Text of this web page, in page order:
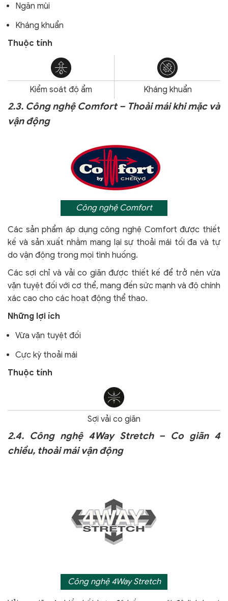
Ngăn mùi
Kháng khuẩn
Thuộc tính
Kiểm soát độ ẩm Kháng khuẩn
2.3. Công nghệ Comfort – Thoải mái khi mặc và
vận động
Công nghệ Comfort
Các sản phẩm áp dụng công nghệ Comfortđược thiết
kế và sản xuất nhằm mang lại sự thoải mái tối đa và tự
do vận động trong mọi tình huống.
Các sợi chỉ và vải co giãn được thiết kế để trở nên vừa
vặn tuyệt đối với cơ thể, mang đến sức mạnh và độ chính
xác cao cho các hoạt động thể thao.
Những lợi ích
Vừa vặn tuyệt đối
Cực kỳ thoải mái
Thuộc tính
Sợi vải co giãn
2.4. Công nghệ 4Way Stretch – Co giãn 4
chiều, thoải mái vận động
Công nghệ 4Way Stretch